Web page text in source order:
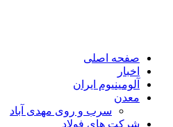
صفحه اصلی
اخبار
آلومینیوم ایران
معدن
سرب و روی مهدی آباد
شرکت های فولاد